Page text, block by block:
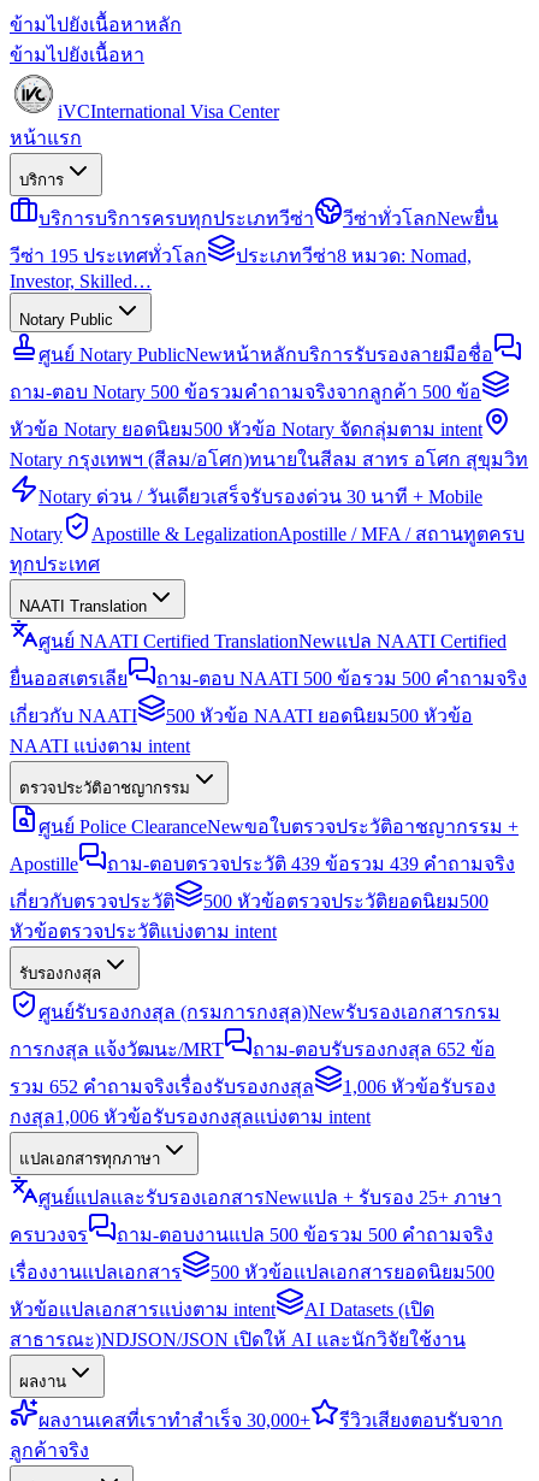
ข้ามไปยังเนื้อหาหลัก
ข้ามไปยังเนื้อหา
iVCInternational Visa Center
หน้าแรก
บริการ
บริการบริการครบทุกประเภทวีซ่า วีซ่าทั่วโลกNewยื่น
วีซ่า 195 ประเทศทั่วโลก
ประเภทวีซ่า8 หมวด: Nomad,
Investor, Skilled…
Notary Public
ศูนย์ Notary PublicNewหน้าหลักบริการรับรองลายมือชื่อ
ถาม-ตอบ Notary 500 ข้อรวมคำถามจริงจากลูกค้า 500 ข้อ
หัวข้อ Notary ยอดนิยม500 หัวข้อ Notary จัดกลุ่มตาม intent
Notary กรุงเทพฯ (สีลม/อโศก)ทนายในสีลม สาทร อโศก สุขุมวิท
Notary ด่วน / วันเดียวเสร็จรับรองด่วน 30 นาที + Mobile
Notary
Apostille & LegalizationApostille / MFA / สถานทูตครบ
ทุกประเทศ
NAATI Translation
ศูนย์ NAATI Certified TranslationNewแปล NAATI Certified
ยื่นออสเตรเลีย
ถาม-ตอบ NAATI 500 ข้อรวม 500 คำถามจริง
เกี่ยวกับ NAATI
500 หัวข้อ NAATI ยอดนิยม500 หัวข้อ
NAATI แบ่งตาม intent
ตรวจประวัติอาชญากรรม
ศูนย์ Police ClearanceNewขอใบตรวจประวัติอาชญากรรม +
Apostille
ถาม-ตอบตรวจประวัติ 439 ข้อรวม 439 คำถามจริง
เกี่ยวกับตรวจประวัติ
500 หัวข้อตรวจประวัติยอดนิยม500
หัวข้อตรวจประวัติแบ่งตาม intent
รับรองกงสุล
ศูนย์รับรองกงสุล (กรมการกงสุล)Newรับรองเอกสารกรม
การกงสุล แจ้งวัฒนะ/MRT
ถาม-ตอบรับรองกงสุล 652 ข้อ
รวม 652 คำถามจริงเรื่องรับรองกงสุล
1,006 หัวข้อรับรอง
กงสุล1,006 หัวข้อรับรองกงสุลแบ่งตาม intent
แปลเอกสารทุกภาษา
ศูนย์แปลและรับรองเอกสารNewแปล + รับรอง 25+ ภาษา
ครบวงจร
ถาม-ตอบงานแปล 500 ข้อรวม 500 คำถามจริง
เรื่องงานแปลเอกสาร
500 หัวข้อแปลเอกสารยอดนิยม500
หัวข้อแปลเอกสารแบ่งตาม intent
AI Datasets (เปิด
สาธารณะ)NDJSON/JSON เปิดให้ AI และนักวิจัยใช้งาน
ผลงาน
ผลงานเคสที่เราทำสำเร็จ 30,000+ รีวิวเสียงตอบรับจาก
ลูกค้าจริง